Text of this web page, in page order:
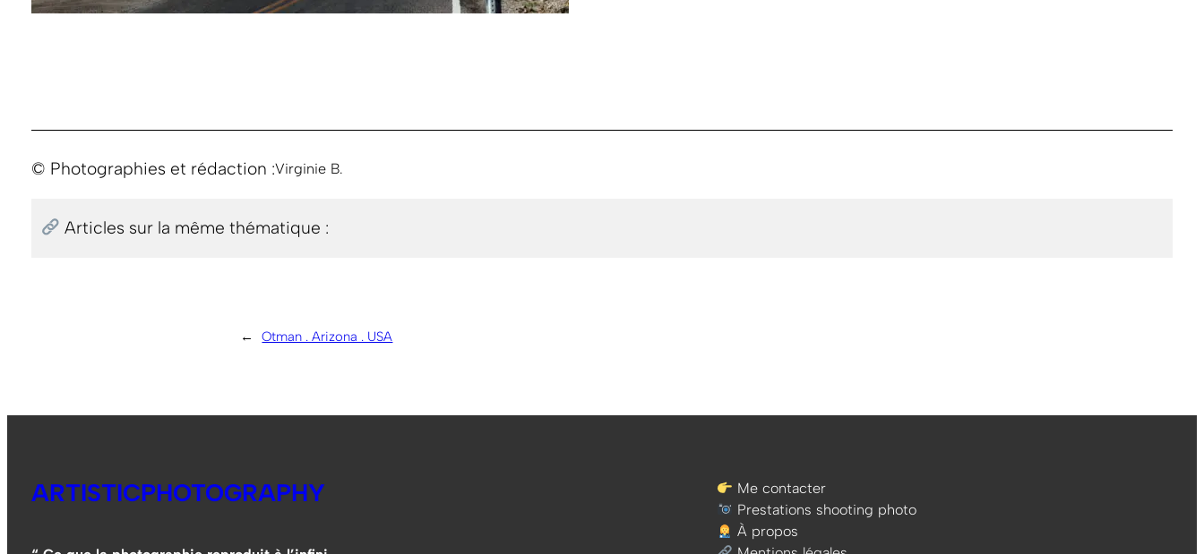
© Photographies et rédaction :Virginie B.
Articles sur la même thématique :
← Otman . Arizona . USA
ARTISTICPHOTOGRAPHY
Me contacter
Prestations shooting photo
À propos